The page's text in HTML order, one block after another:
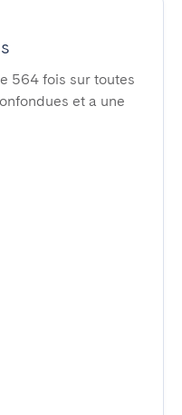
564 fois sur toutes
et a une